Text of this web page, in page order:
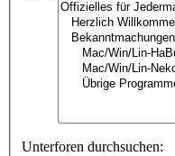
Unterforen durchsuchen: